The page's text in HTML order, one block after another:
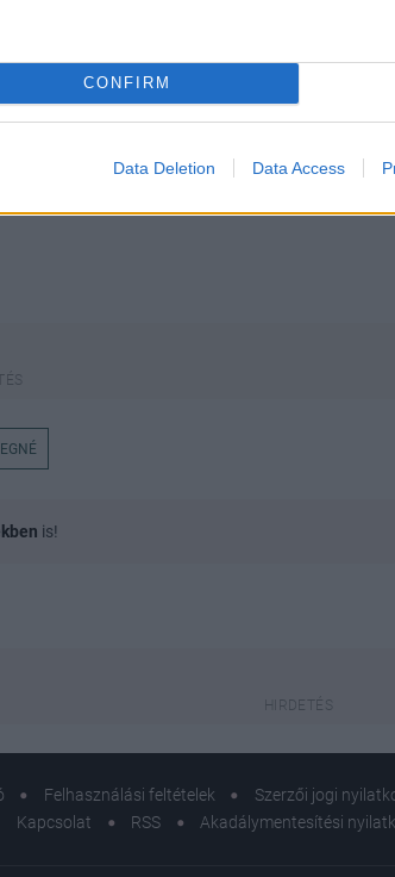
CONFIRM
Data Deletion Data Access
megtaláld a glamour.hu
is!
Felhasználási feltételek Szerzői jogi
Kapcsolat
RSS Akadálymentesítési